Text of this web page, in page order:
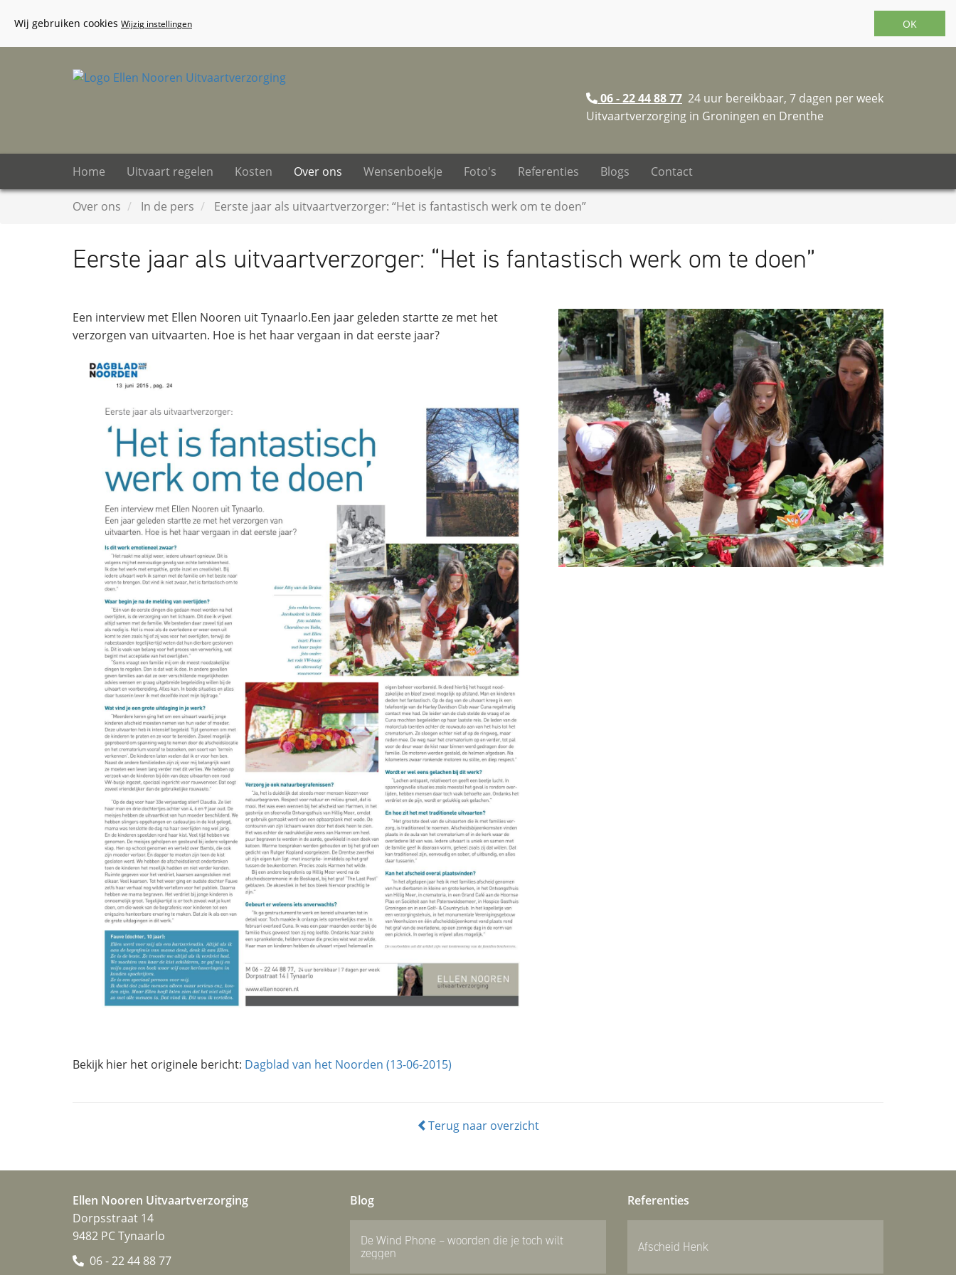
06 - 22 44 88 77 24 uur bereikbaar, 7 dagen per week
Uitvaartverzorging in Groningen en Drenthe
Home Uitvaart regelen Kosten Over ons Wensenboekje Foto's Referenties Blogs Contact
Over ons In de pers Eerste jaar als uitvaartverzorger: “Het is fantastisch werk om te doen”
Eerste jaar als uitvaartverzorger: “Het is fantastisch werk om te doen”
Een interview met Ellen Nooren uit Tynaarlo.Een jaar geleden startte ze met het
verzorgen van uitvaarten. Hoe is het haar vergaan in dat eerste jaar?
Bekijk hier het originele bericht: Dagblad van het Noorden (13-06-2015)
Terug naar overzicht
Ellen Nooren Uitvaartverzorging
Dorpsstraat 14
9482 PC Tynaarlo
06 - 22 44 88 77
Blog
De Wind Phone – woorden die je toch wilt
zeggen
Referenties
Afscheid Henk
Wij gebruiken cookies Wijzig instellingen OK